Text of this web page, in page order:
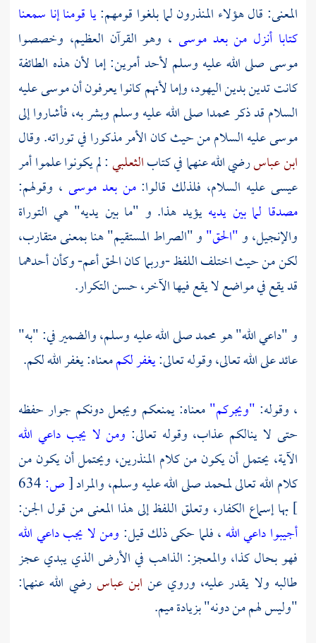
المعنى: قال هؤلاء المنذرون لما بلغوا قومهم:يا قومنا إنا سمعنا
كتابا أنزل من بعد موسى ، وهو القرآن العظيم، وخصصوا
موسى صلى الله عليه وسلم لأحد أمرين: إما لأن هذه الطائفة
كانت تدين بدين اليهود، وإما لأنهم كانوا يعرفون أنموسىعليه
السلام قد ذكرمحمداصلى الله عليه وسلم وبشر به، فأشاروا إلى
موسىعليه السلام من حيث كان الأمر مذكورا في توراته. وقال
ابن عباسرضي الله عنهما في كتابالثعلبي: لم يكونوا علموا أمر
عيسىعليه السلام، فلذلك قالوا:من بعد موسى ، وقولهم:
مصدقا لما بين يديهيؤيد هذا. و "ما بين يديه" هي التوراة
والإنجيل، و"الحق"و "الصراط المستقيم" هنا بمعنى متقارب،
لكن من حيث اختلف اللفظ -وربما كان الحق أعم- وكأن أحدهما
قد يقع في مواضع لا يقع فيها الآخر، حسن التكرار.
و "داعي الله" هومحمدصلى الله عليه وسلم، والضمير في: "به"
عائد على الله تعالى، وقوله تعالى:يغفر لكممعناه: يغفر الله لكم.
، وقوله: "ويجركم"معناه: يمنعكم ويجعل دونكم جوار حفظه
حتى لا ينالكم عذاب، وقوله تعالى: ومن لا يجب داعي الله
الآية، يحتمل أن يكون من كلام المنذرين، ويحتمل أن يكون من
كلام الله تعالىلمحمدصلى الله عليه وسلم، والمراد[ص:634
]بها إسماع الكفار، وتعلق اللفظ إلى هذا المعنى من قول الجن:
أجيبوا داعي الله، فلما حكى ذلك قيل: ومن لا يجب داعي الله
فهو بحال كذا، والمعجز: الذاهب في الأرض الذي يبدي عجز
طالبه ولا يقدر عليه، وروي عن ابن عباسرضي الله عنهما:
"وليس لهم من دونه" بزيادة ميم.